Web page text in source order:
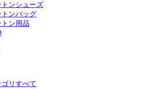
ンシューズ
ンバッグ
ン用品
リすべて